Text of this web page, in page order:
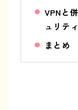
VPNと
ュリテ
まとめ